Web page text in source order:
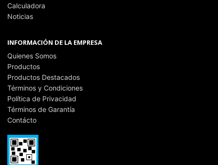
Calculadora
Noticias
INFORMACIÓN DE LA EMPRESA
Quienes Somos
Productos
Productos Destacados
Términos y Condiciones
Política de Privacidad
Términos de Garantía
Contácto